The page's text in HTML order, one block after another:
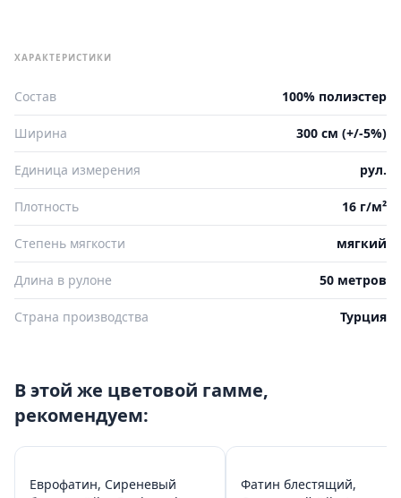
ХАРАКТЕРИСТИКИ
Состав 100% полиэстер
Ширина 300 см (+/-5%)
Единица измерения рул.
Плотность 16 г/м²
Степень мягкости мягкий
Длина в рулоне 50 метров
Страна производства Турция
В этой же цветовой гамме,
рекомендуем:
Еврофатин, Сиреневый
Фатин блестящий,